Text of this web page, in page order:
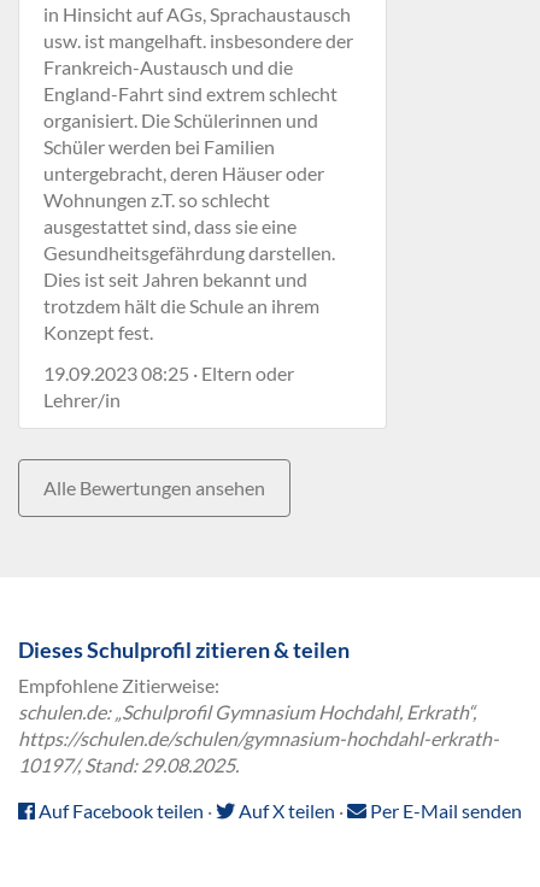
in Hinsicht auf AGs, Sprachaustausch
usw. ist mangelhaft. insbesondere der
Frankreich-Austausch und die
England-Fahrt sind extrem schlecht
organisiert. Die Schülerinnen und
Schüler werden bei Familien
untergebracht, deren Häuser oder
Wohnungen z.T. so schlecht
ausgestattet sind, dass sie eine
Gesundheitsgefährdung darstellen.
Dies ist seit Jahren bekannt und
trotzdem hält die Schule an ihrem
Konzept fest.
19.09.2023 08:25 · Eltern oder
Lehrer/in
Alle Bewertungen ansehen
Dieses Schulprofil zitieren & teilen
Empfohlene Zitierweise:
schulen.de: „Schulprofil Gymnasium Hochdahl, Erkrath“,
https://schulen.de/schulen/gymnasium-hochdahl-erkrath-
10197/, Stand: 29.08.2025.
Auf Facebook teilen · Auf X teilen · Per E-Mail senden